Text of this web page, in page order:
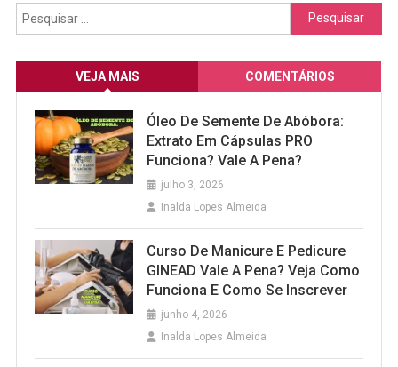
Pesquisar
por:
VEJA MAIS COMENTÁRIOS
Óleo De Semente De Abóbora:
Extrato Em Cápsulas PRO
Funciona? Vale A Pena?
julho 3, 2026
Inalda Lopes Almeida
Curso De Manicure E Pedicure
GINEAD Vale A Pena? Veja Como
Funciona E Como Se Inscrever
junho 4, 2026
Inalda Lopes Almeida